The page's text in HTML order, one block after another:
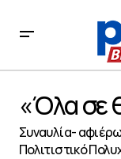
«Όλα σε
Συναυλία-
Πολιτιστικό